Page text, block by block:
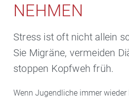
NEHMEN
Stress ist oft nicht allein
Sie Migräne, vermeiden
stoppen Kopfweh früh.
Wenn Jugendliche immer